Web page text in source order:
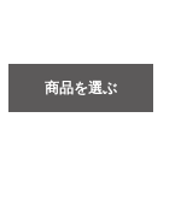
商品を選ぶ